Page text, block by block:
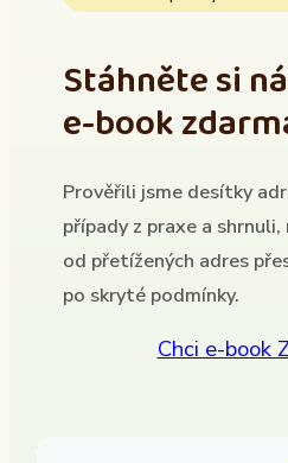
Stáhněte si
e-book
Prověřili jsme desítky
případy z praxe a
od přetížených adres
po skryté podmínky.
Chci e-book